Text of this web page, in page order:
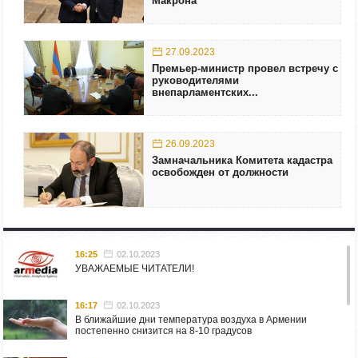
27.09.2023
Премьер-министр провел встречу с
руководителями
внепарламентских...
26.09.2023
Замначальника Комитета кадастра
освобожден от должности
16:25 02.10.2023
УВАЖАЕМЫЕ ЧИТАТЕЛИ!
16:17 02.10.2023
В ближайшие дни температура воздуха в Армении
постепенно снизится на 8-10 градусов